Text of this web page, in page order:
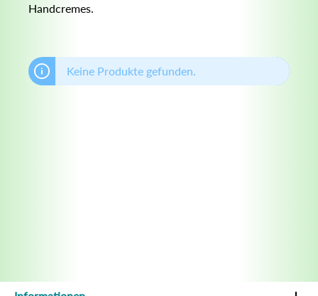
Handcremes.
Keine Produkte gefunden.